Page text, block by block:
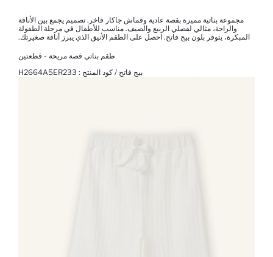
مجموعة بناتية مميزة بقصة عادية وقماش جاكار فاخر. تصميم يجمع بين الأناقة
والراحة، مثالي لفصلي الربيع والصيف. مناسب للأطفال في مرحلة الطفولة
المبكرة، يتوفر بلون بيج فاتح. احصل على الطقم الأنيق الذي يبرز أناقة صغيرتك.
طقم بناتي قصة مريحة - قطعتين
بيج فاتح / كود المنتج : H2664A5ER233